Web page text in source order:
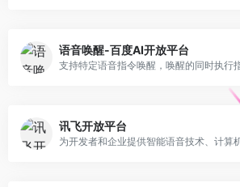
语音唤醒-百度AI开放平台
讯飞开放平台